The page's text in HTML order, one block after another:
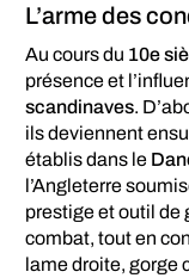
L’arme des
Au cours du 10e
présence et
scandinaves.
ils deviennent
établis dans le
l’Angleterre
prestige et outil de
combat, tout en
lame droite, gorge